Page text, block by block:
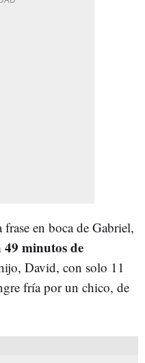
frase en boca de Gabriel,
minutos de
David, con solo 11
fría por un chico, de